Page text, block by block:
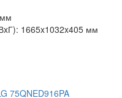
1665x1032x405 мм